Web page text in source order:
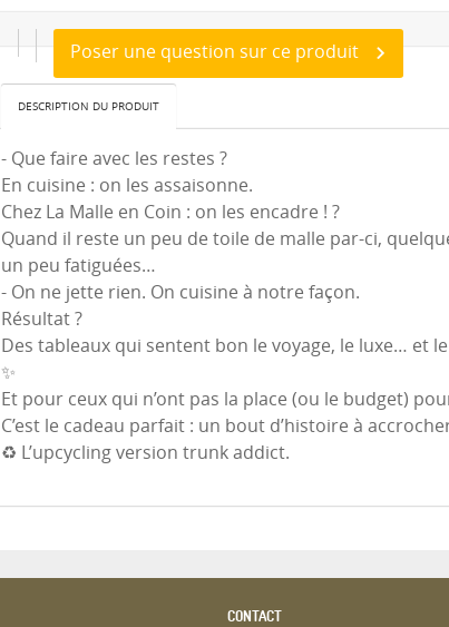
Poser une question sur ce produit
DESCRIPTION DU PRODUIT
- Que faire avec les restes ?
En cuisine : on les assaisonne.
Chez La Malle en Coin : on les encadre ! ?
Quand il reste un peu de toile de malle par-ci,
un peu fatiguées…
- On ne jette rien. On cuisine à notre façon.
Résultat ?
Des tableaux qui sentent bon le voyage, le luxe… et
✨
Et pour ceux qui n’ont pas la place (ou le budget)
C’est le cadeau parfait : un bout d’histoire à
♻️ L’upcycling version trunk addict.
CONTACT